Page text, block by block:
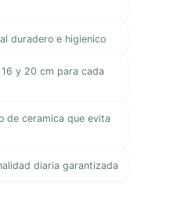
duradero e higienico
y 20 cm para cada
de ceramica que evita
diaria garantizada